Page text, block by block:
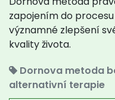
zapojením do
významné zlepšení
kvality života.
Dornova metoda
alternativní terapie